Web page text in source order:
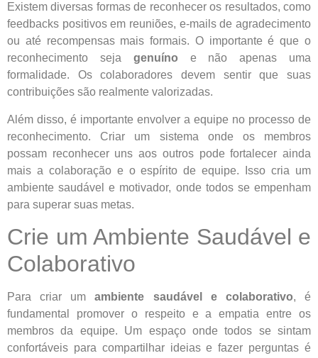
Existem diversas formas de reconhecer os resultados, como
feedbacks positivos em reuniões, e-mails de agradecimento
ou até recompensas mais formais. O importante é que o
reconhecimento seja genuíno e não apenas uma
formalidade. Os colaboradores devem sentir que suas
contribuições são realmente valorizadas.
Além disso, é importante envolver a equipe no processo de
reconhecimento. Criar um sistema onde os membros
possam reconhecer uns aos outros pode fortalecer ainda
mais a colaboração e o espírito de equipe. Isso cria um
ambiente saudável e motivador, onde todos se empenham
para superar suas metas.
Crie um Ambiente Saudável e
Colaborativo
Para criar umambiente saudável e colaborativo, é
fundamental promover o respeito e a empatia entre os
membros da equipe. Um espaço onde todos se sintam
confortáveis para compartilhar ideias e fazer perguntas é